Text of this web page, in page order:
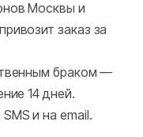
Москвы и
заказ за
браком —
14 дней.
и на email.